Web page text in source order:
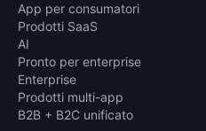
App per consumatori
Prodotti SaaS
AI
Pronto per enterprise
Enterprise
Prodotti multi-app
B2B + B2C unificato